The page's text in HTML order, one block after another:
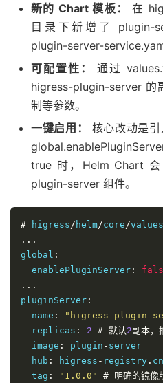
新的 Chart 模板：
在
目录下新增了 plugin-
plugin-server-
可配置性：
通过
higress-plugin-server 的
制等参数。
一键启用：
核心改动是
true 时，Helm Chart
plugin-server 组件。
# higress/ helm/core/values
...
global :
enablePluginServer :
...
pluginServer :
name :
"higress-plugin-
replicas : 2 # 默认2副本，
image : plugin - server
hub : higress - registry . cn
tag : "1.0.0" # 明确的镜像